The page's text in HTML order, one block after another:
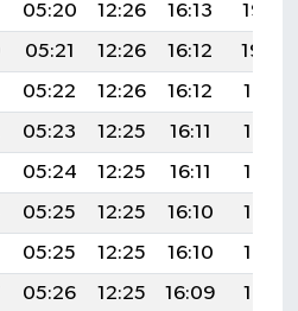
05:20 12:26 16:13
19:22
05:21 12:26 16:12
19:20
05:22 12:26 16:12
19:19
05:23 12:25 16:11
19:18
05:24 12:25 16:11
19:17
05:25 12:25 16:10
19:15
05:25 12:25 16:10
19:14
05:26 12:25 16:09
19:13